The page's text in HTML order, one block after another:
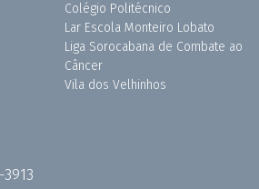
Colégio Politécnico
Lar Escola Monteiro Lobato
Liga Sorocabana de Combate ao
Câncer
Vila dos Velhinhos